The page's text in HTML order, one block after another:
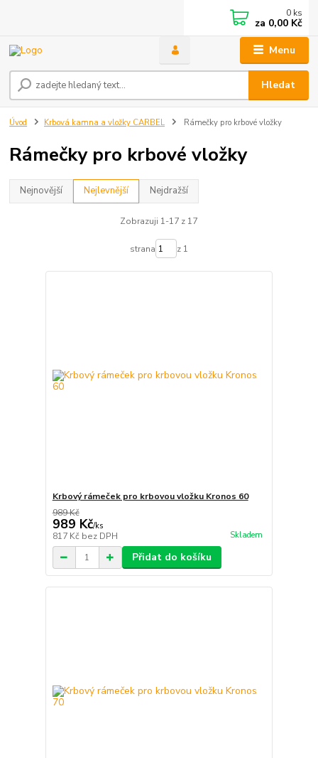
Menu
Hledat
0 ks
za 0,00 Kč
Úvod Krbová kamna a vložky CARBEL Rámečky pro krbové vložky
Rámečky pro krbové vložky
Nejnovější Nejlevnější Nejdražší
Zobrazuji 1-17 z 17
strana z 1
Krbový rámeček pro krbovou vložku Kronos 60
989 Kč
989 Kč/ks
817 Kč bez DPH Skladem
Přidat do košíku